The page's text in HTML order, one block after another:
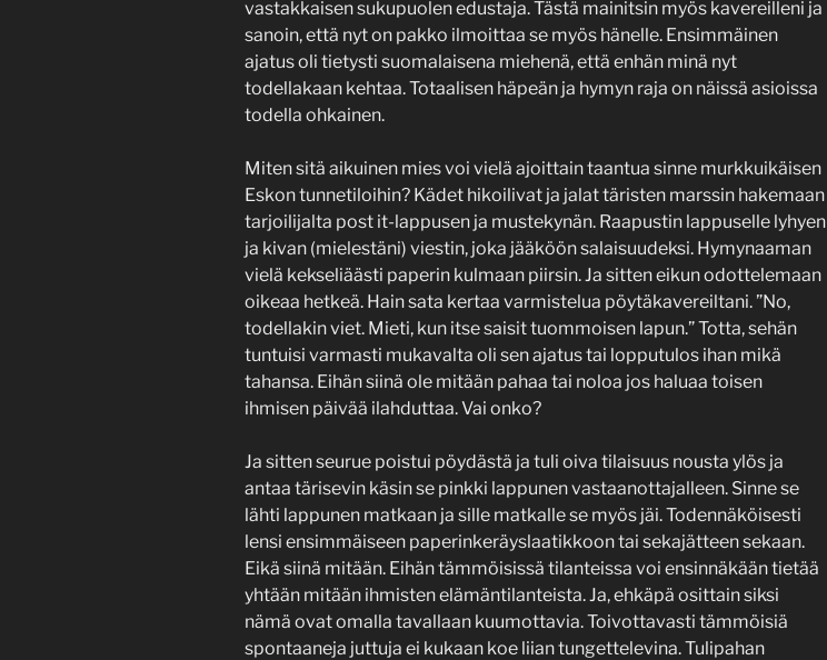
vastakkaisen sukupuolen edustaja. Tästä mainitsin myös kavereilleni ja
sanoin, että nyt on pakko ilmoittaa se myös hänelle. Ensimmäinen
ajatus oli tietysti suomalaisena miehenä, että enhän minä nyt
todellakaan kehtaa. Totaalisen häpeän ja hymyn raja on näissä asioissa
todella ohkainen.
Miten sitä aikuinen mies voi vielä ajoittain taantua sinne murkkuikäisen
Eskon tunnetiloihin? Kädet hikoilivat ja jalat täristen marssin hakemaan
tarjoilijalta post it-lappusen ja mustekynän. Raapustin lappuselle lyhyen
ja kivan (mielestäni) viestin, joka jääköön salaisuudeksi. Hymynaaman
vielä kekseliäästi paperin kulmaan piirsin. Ja sitten eikun odottelemaan
oikeaa hetkeä. Hain sata kertaa varmistelua pöytäkavereiltani. ”No,
todellakin viet. Mieti, kun itse saisit tuommoisen lapun.” Totta, sehän
tuntuisi varmasti mukavalta oli sen ajatus tai lopputulos ihan mikä
tahansa. Eihän siinä ole mitään pahaa tai noloa jos haluaa toisen
ihmisen päivää ilahduttaa. Vai onko?
Ja sitten seurue poistui pöydästä ja tuli oiva tilaisuus nousta ylös ja
antaa tärisevin käsin se pinkki lappunen vastaanottajalleen. Sinne se
lähti lappunen matkaan ja sille matkalle se myös jäi. Todennäköisesti
lensi ensimmäiseen paperinkeräyslaatikkoon tai sekajätteen sekaan.
Eikä siinä mitään. Eihän tämmöisissä tilanteissa voi ensinnäkään tietää
yhtään mitään ihmisten elämäntilanteista. Ja, ehkäpä osittain siksi
nämä ovat omalla tavallaan kuumottavia. Toivottavasti tämmöisiä
spontaaneja juttuja ei kukaan koe liian tungettelevina. Tulipahan